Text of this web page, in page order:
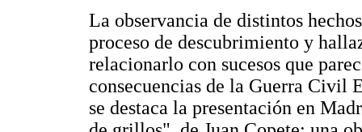
La observancia de distintos
proceso de descubrimiento y
relacionarlo con sucesos que
consecuencias de la Guerra Civil
se destaca la presentación en